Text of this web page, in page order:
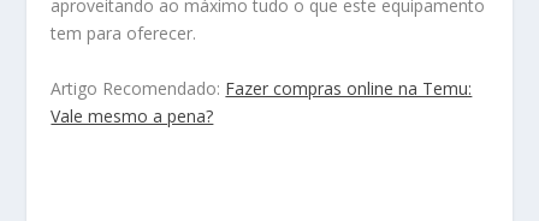
aproveitando ao máximo tudo o que este equipamento
tem para oferecer.
Artigo Recomendado: Fazer compras online na Temu:
Vale mesmo a pena?